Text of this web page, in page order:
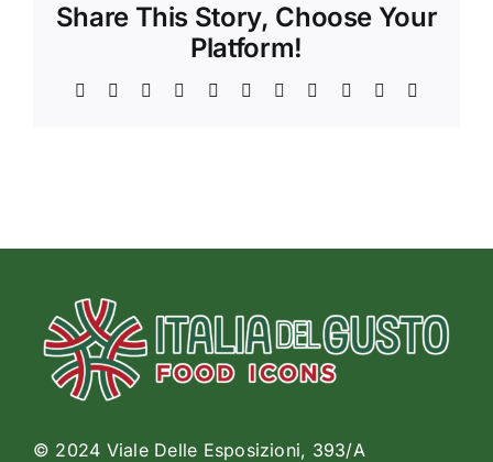
Share This Story, Choose Your
Platform!
Facebook Reddit LinkedInWhatsAppTelegram
TumblrPinterest Xing
© 2024 Viale Delle Esposizioni, 393/A